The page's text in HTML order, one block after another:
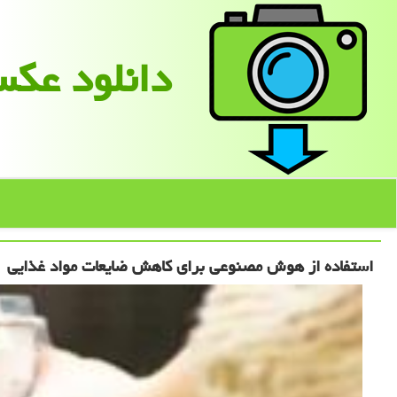
دانلود
استفاده از هوش مصنوعی برای كاهش ضایعات مواد غذایی